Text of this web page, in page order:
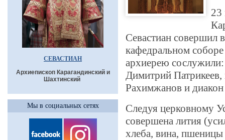
СЕВАСТИАН
Архиепископ Карагандинский и
Шахтинский
Мы в социальных сетях
23
Севастиан совершил
кафедральном
архиерею сослужили:
Димитрий
Рахимжанов и
Следуя церковному
совершена лития
хлеба, вина, пшеницы